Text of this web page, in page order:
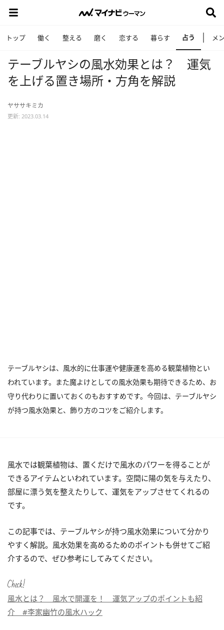
トップ 働く 整える 磨く 恋する 暮らす 占う メ
テーブルヤシの風水効果とは？ 運気
を上げる置き場所・方角を解説
ヤササキミカ
更新: 2023.03.14
テーブルヤシは、風水的に仕事運や健康運を高める観葉植物とい
われています。また魔よけとしての風水効果も期待できるため、お
守り代わりに置いておくのもおすすめです。今回は、テーブルヤシ
が持つ風水効果と、飾り方のコツをご紹介します。
風水では観葉植物は、置くだけで風水のパワーを得ることが
できるアイテムといわれています。空間に陽の気を与えたり、
部屋に漂う気を整えたりして、運気をアップさせてくれるの
です。
この記事では、テーブルヤシが持つ風水効果について分かり
やすく解説。風水効果を高めるためのポイントも併せてご紹
介するので、ぜひ参考にしてみてください。
Check!
風水とは？ 風水で開運を！ 運気アップのポイントも紹
介 #李家幽竹の風水ハック